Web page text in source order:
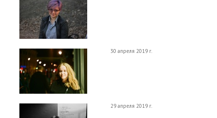
30 апреля 2019 г.
29 апреля 2019 г.